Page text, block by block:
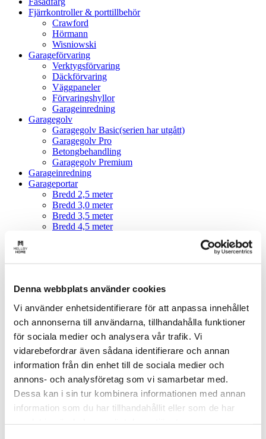
Denna webbplats använder cookies
Vi använder enhetsidentifierare för att anpassa innehållet
och annonserna till användarna, tillhandahålla funktioner
för sociala medier och analysera vår trafik. Vi
vidarebefordrar även sådana identifierare och annan
information från din enhet till de sociala medier och
annons- och analysföretag som vi samarbetar med.
Dessa kan i sin tur kombinera informationen med annan
information som du har tillhandahållit eller som de har
Fjärrkontroller & porttillbehör
Crawford
Hörmann
Wisniowski
Garageförvaring
Verktygsförvaring
Däckförvaring
Väggpaneler
Förvaringshyllor
Garageinredning
Garagegolv
Garagegolv Basic(serien har utgått)
Garagegolv Pro
Betongbehandling
Garagegolv Premium
Garageinredning
Garageportar
Bredd 2,5 meter
Bredd 3,0 meter
Bredd 3,5 meter
Bredd 4,5 meter
Tillbehör: Hörmann
Garagetillbehör
Golvvärme
Lagergarage
Garage
Enkelgarage
Outlet
Taksäkerhet
Trädgård/Marksten